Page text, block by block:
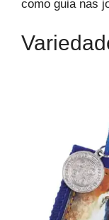
como guia nas